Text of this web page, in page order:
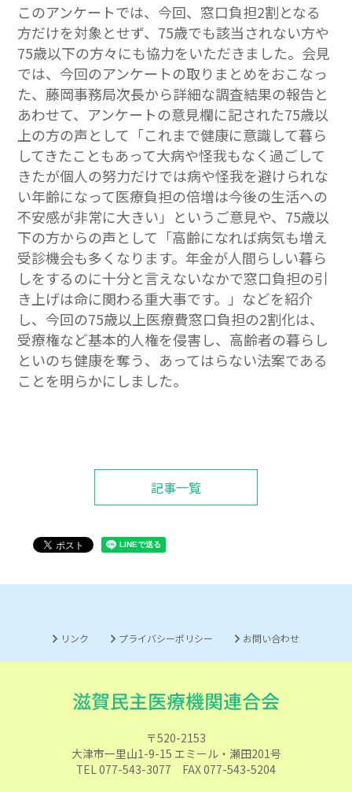
このアンケートでは、今回、窓口負担2割となる
方だけを対象とせず、75歳でも該当されない方や
75歳以下の方々にも協力をいただきました。会見
では、今回のアンケートの取りまとめをおこなっ
た、藤岡事務局次長から詳細な調査結果の報告と
あわせて、アンケートの意見欄に記された75歳以
上の方の声として「これまで健康に意識して暮ら
してきたこともあって大病や怪我もなく過ごして
きたが個人の努力だけでは病や怪我を避けられな
い年齢になって医療負担の倍増は今後の生活への
不安感が非常に大きい」というご意見や、75歳以
下の方からの声として「高齢になれば病気も増え
受診機会も多くなります。年金が人間らしい暮ら
しをするのに十分と言えないなかで窓口負担の引
き上げは命に関わる重大事です。」などを紹介
し、今回の75歳以上医療費窓口負担の2割化は、
受療権など基本的人権を侵害し、高齢者の暮らし
といのち健康を奪う、あってはらない法案である
ことを明らかにしました。
記事一覧
リンク プライバシーポリシー お問い合わせ
〒520-2153
大津市一里山1-9-15 エミール・瀬田201号
TEL 077-543-3077 FAX 077-543-5204